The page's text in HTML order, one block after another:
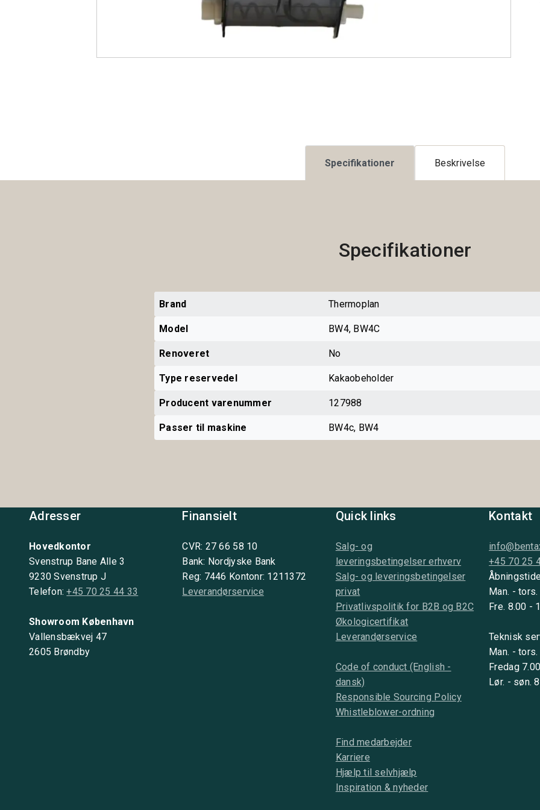
Specifikationer Beskrivelse
Specifikationer
Brand Thermoplan
Model BW4, BW4C
Renoveret No
Type reservedel Kakaobeholder
Producent varenummer 127988
Passer til maskine BW4c, BW4
Adresser
Hovedkontor
Svenstrup Bane Alle 3
9230 Svenstrup J
Telefon:+45 70 25 44 33
Showroom København
Vallensbækvej 47
2605 Brøndby
Finansielt
CVR: 27 66 58 10
Bank: Nordjyske Bank
Reg: 7446 Kontonr: 1211372
Leverandørservice
Quick links
Salg- og
leveringsbetingelser erhverv
Salg- og leveringsbetingelser
privat
Privatlivspolitik for B2B og B2C
Økologicertifikat
Leverandørservice
Code of conduct (English -
dansk)
Responsible Sourcing Policy
Whistleblower-ordning
Find medarbejder
Karriere
Hjælp til selvhjælp
Inspiration & nyheder
Kontakt
+45 70 25
Man. -
Fre. 8.00 -
Teknisk
Man. -
Fredag
Lør. - søn.